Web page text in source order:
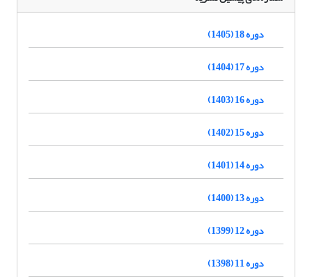
دوره 18 (1405)
دوره 17 (1404)
دوره 16 (1403)
دوره 15 (1402)
دوره 14 (1401)
دوره 13 (1400)
دوره 12 (1399)
دوره 11 (1398)